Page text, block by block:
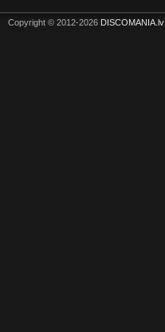
Copyright © 2012-2026 DISCOMANIA.lv